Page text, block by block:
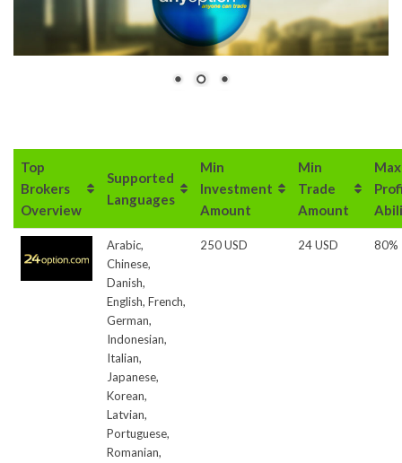
Top
Brokers
Overview
Supported
Languages
Min
Investment
Amount
Min
Trade
Amount
Max
Arabic,
Chinese,
Danish,
English, French,
German,
Indonesian,
Italian,
Japanese,
Korean,
Latvian,
Portuguese,
Romanian,
250 USD 24 USD 80%